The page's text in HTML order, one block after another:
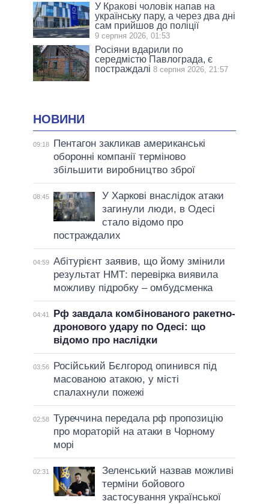
У Кракові чоловік напав на
українську пару, а через два дні
сам прийшов до поліції
9 серпня 2026, 01:53
Росіяни вдарили по
середмістю Павлограда, є
постраждалі 8 серпня 2026, 21:57
НОВИНИ
09:18
Пентагон закликав американські
оборонні компанії терміново
збільшити виробництво зброї
08:45
У Харкові внаслідок атаки
загинули люди, в Одесі
стало відомо про
постраждалих
04:59 Абітурієнт заявив, що йому змінили
результат НМТ: перевірка виявила
можливу підробку – омбудсменка
04:41
Рф завдала комбінованого ракетно-
дронового удару по Одесі: що
відомо про наслідки
03:56
Російський Бєлгород опинився під
масованою атакою, у місті
спалахнули пожежі
02:58 Туреччина передала рф пропозицію
про мораторій на атаки в Чорному
морі
02:31
Зеленський назвав можливі
терміни бойового
застосування української